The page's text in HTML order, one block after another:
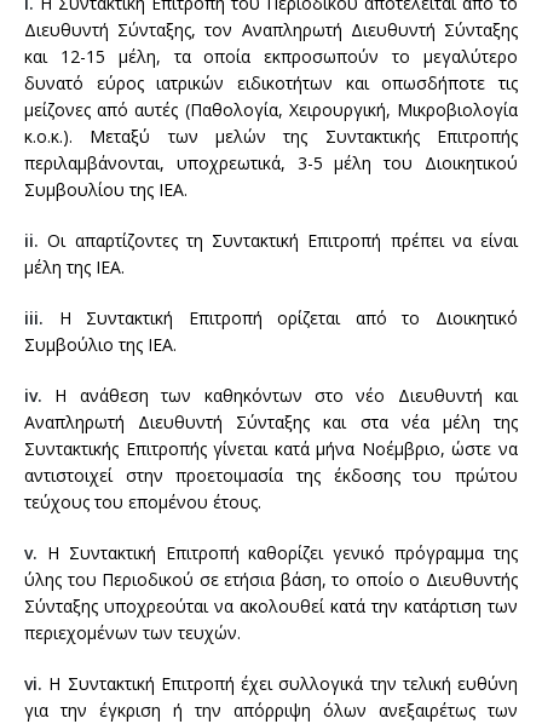
Διευθυντή Σύνταξης, τον Αναπληρωτή Διευθυντή Σύνταξης
και 12-15 μέλη, τα οποία εκπροσωπούν το μεγαλύτερο
δυνατό εύρος ιατρικών ειδικοτήτων και οπωσδήποτε τις
μείζονες από αυτές (Παθολογία, Χειρουργική, Μικροβιολογία
κ.ο.κ.). Μεταξύ των μελών της Συντακτικής Επιτροπής
περιλαμβάνονται, υποχρεωτικά, 3-5 μέλη του Διοικητικού
Συμβουλίου της ΙΕΑ.
ii.Οι απαρτίζοντες τη Συντακτική Επιτροπή πρέπει να είναι
μέλη της ΙΕΑ.
iii. Η Συντακτική Επιτροπή ορίζεται από το Διοικητικό
Συμβούλιο της ΙΕΑ.
iv. Η ανάθεση των καθηκόντων στο νέο Διευθυντή και
Αναπληρωτή Διευθυντή Σύνταξης και στα νέα μέλη της
Συντακτικής Επιτροπής γίνεται κατά μήνα Νοέμβριο, ώστε να
αντιστοιχεί στην προετοιμασία της έκδοσης του πρώτου
τεύχους του επομένου έτους.
v. Η Συντακτική Επιτροπή καθορίζει γενικό πρόγραμμα της
ύλης του Περιοδικού σε ετήσια βάση, το οποίο ο Διευθυντής
Σύνταξης υποχρεούται να ακολουθεί κατά την κατάρτιση των
περιεχομένων των τευχών.
vi. Η Συντακτική Επιτροπή έχει συλλογικά την τελική ευθύνη
για την έγκριση ή την απόρριψη όλων ανεξαιρέτως των